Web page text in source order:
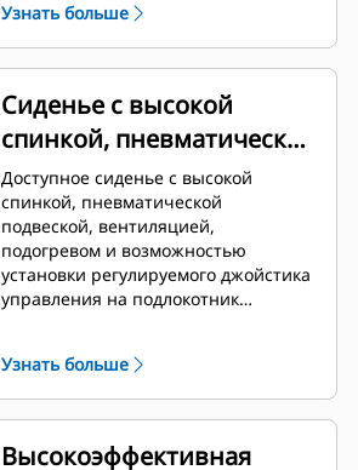
цельная герметичная кабина
позволяет работать в чистоте и
тишине, а также обеспечивает
отличную вентиляцию воздуха
через оптимально расположенные
отверстия по всей кабине.
Узнать больше
Сиденье с высокой
спинкой, пневматической
подвеской, вентиляцией
и подогревом
Доступное сиденье с высокой
спинкой, пневматической
подвеской, вентиляцией,
подогревом и возможностью
установки регулируемого джойстика
управления на подлокотник
Узнать больше
Высокоэффективная